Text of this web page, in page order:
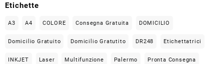
Etichette
A3 A4 COLORE Consegna Gratuita DOMICILIO
Domicilio Gratuito Domicilio Gratutito DR248 Etichettatrici
INKJET Laser Multifunzione Palermo Pronta Consegna